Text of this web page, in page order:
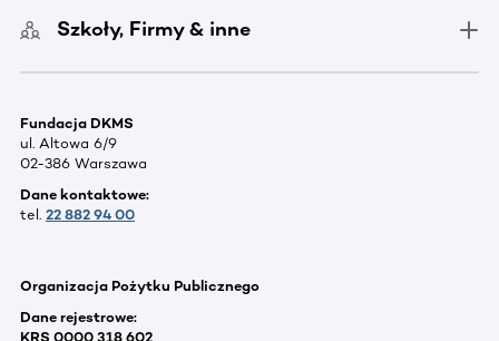
Szkoły, Firmy & inne
Fundacja DKMS
ul. Altowa 6/9
02-386 Warszawa
Dane kontaktowe:
tel. 22 882 94 00
Organizacja Pożytku Publicznego
Dane rejestrowe:
KRS 0000 318 602